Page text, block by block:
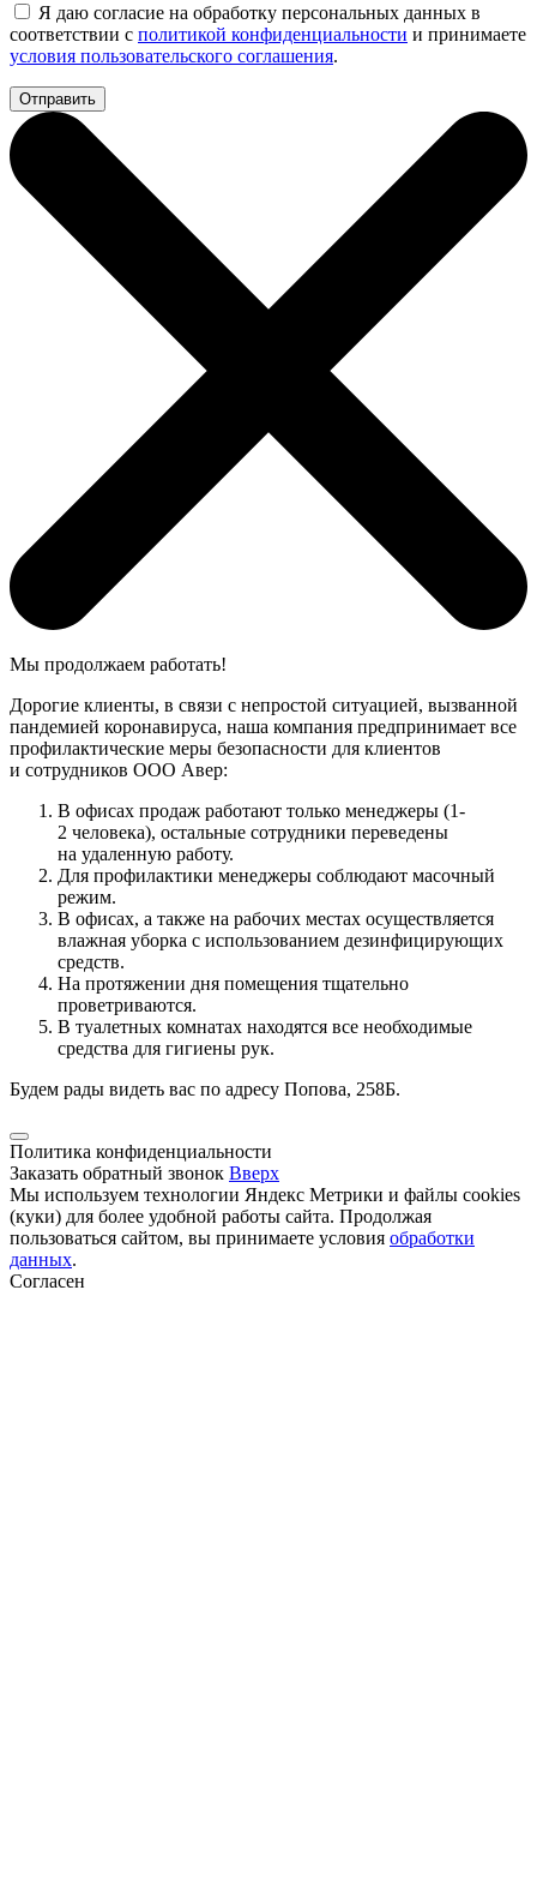
Я даю согласие на обработку персональных данных в
соответствии с политикой конфиденциальности и принимаете
условия пользовательского соглашения.
Мы продолжаем работать!
Дорогие клиенты, в связи с непростой ситуацией, вызванной
пандемией коронавируса, наша компания предпринимает все
профилактические меры безопасности для клиентов
и сотрудников ООО Авер:
В офисах продаж работают только менеджеры (1-
2 человека), остальные сотрудники переведены
на удаленную работу.
Для профилактики менеджеры соблюдают масочный
режим.
В офисах, а также на рабочих местах осуществляется
влажная уборка с использованием дезинфицирующих
средств.
На протяжении дня помещения тщательно
проветриваются.
В туалетных комнатах находятся все необходимые
средства для гигиены рук.
Будем рады видеть вас по адресу Попова, 258Б.
Политика конфиденциальности
Заказать обратный звонок Вверх
Мы используем технологии Яндекс Метрики и файлы cookies
(куки) для более удобной работы сайта. Продолжая
пользоваться сайтом, вы принимаете условия обработки
данных.
Согласен